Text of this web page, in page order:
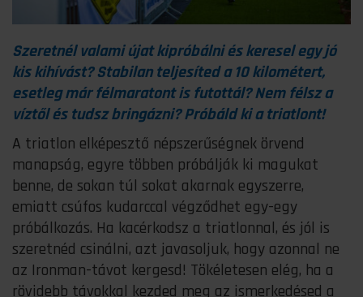
Szeretnél valami újat kipróbálni és keresel egy jó
kis kihívást? Stabilan teljesíted a 10 kilométert,
esetleg már félmaratont is futottál? Nem félsz a
víztől és tudsz bringázni? Próbáld ki a triatlont!
A triatlon elképesztő népszerűségnek örvend
manapság, egyre többen próbálják ki magukat
benne, de sokan túl sokat akarnak egyszerre,
emiatt csúfos kudarccal végződhet egy-egy
próbálkozás. Ha kacérkodsz a triatlonnal, és jól is
szeretnéd csinálni, azt javasoljuk, hogy azonnal ne
az Ironman-távot kergesd! Tökéletesen elég, ha a
rövidebb távokkal kezded meg az ismerkedésed a